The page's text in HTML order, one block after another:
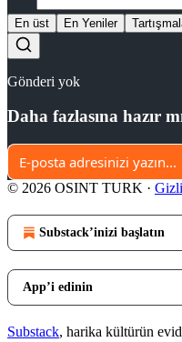
En üst En Yeniler
Gönderi yok
Daha fazlasına hazır
© 2026 OSINT TURK ·
Substack’inizi başlatın
App’i edinin
Substack, harika kültürün